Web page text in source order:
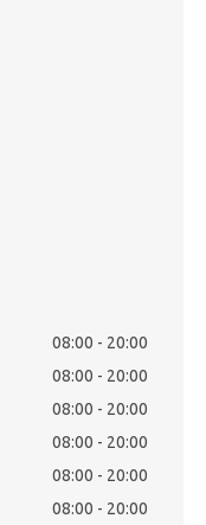
08:00
20:00
08:00
20:00
08:00
20:00
08:00
20:00
08:00
20:00
08:00
20:00